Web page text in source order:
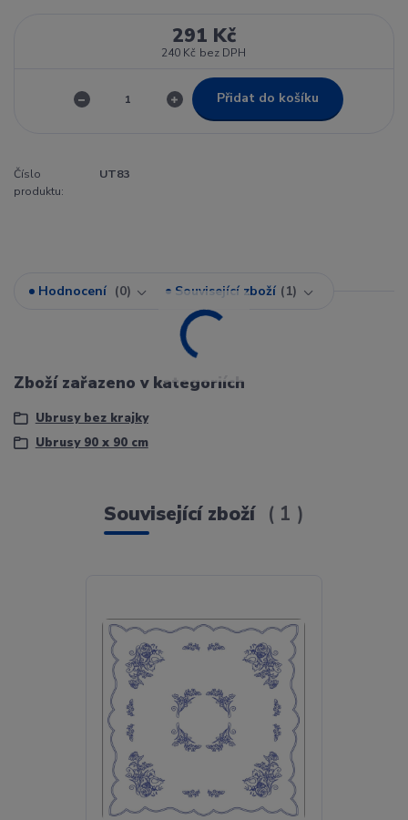
291 Kč
240 Kč bez DPH
Přidat do košíku
Číslo
produktu:
UT83
Hodnocení 0 Související zboží 1
Zboží zařazeno v kategoriích
Ubrusy bez krajky
Ubrusy 90 x 90 cm
Související zboží 1